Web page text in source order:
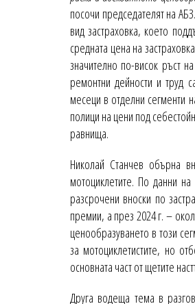
посочи председателят на
вид застраховка, което
средната цена на
значително по-висок ръст
ремонтни дейности и труд
месеци в отделни сегменти
полици на цени под
равнища.
Николай Станчев обърна
мотоциклетите. По данни
разсрочени вноски по
премии, а през 2024 г. –
ценообразуването в този
за мотоциклетистите, но
основната част от щетите
Друга водеща тема в